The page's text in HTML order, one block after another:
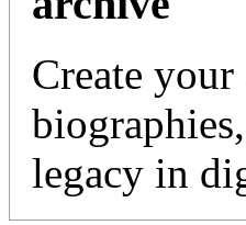
Create
legacy in